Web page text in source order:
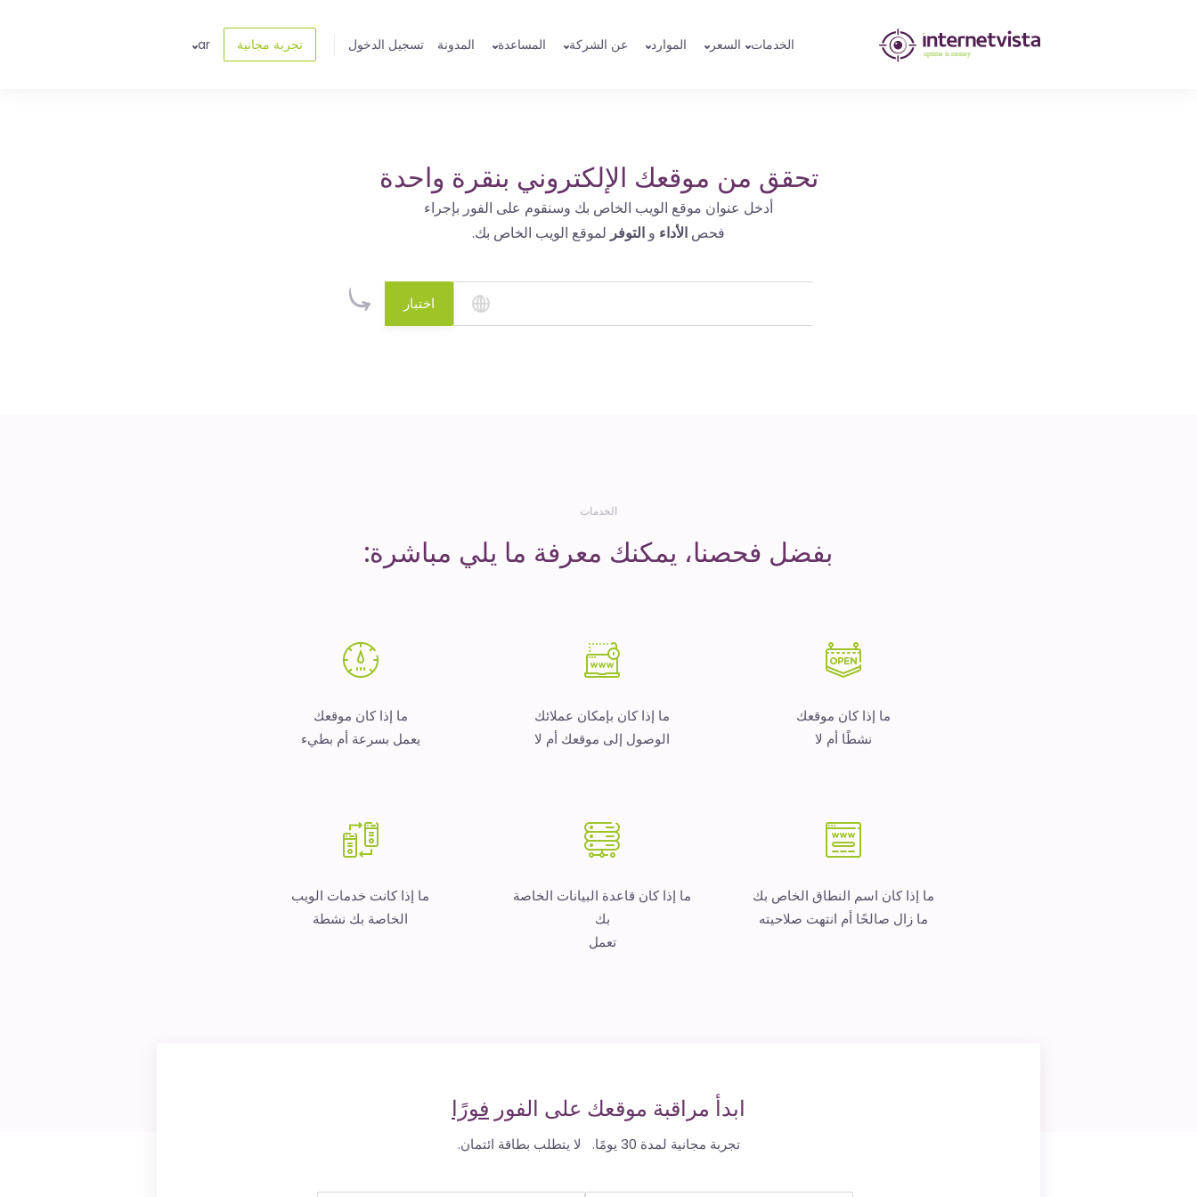
مراقبة
الخدمات السعر الموارد عن الشركة المساعدة المدونة تسجيل الدخول تجربة مجانية ar
تحقق من موقعك الإلكتروني بنقرة واحدة
أدخل عنوان موقع الويب الخاص بك وسنقوم على الفور بإجراء
فحص الأداء و التوفر لموقع الويب الخاص بك.
اختبار
الخدمات
بفضل فحصنا، يمكنك معرفة ما يلي مباشرة:
ما إذا كان موقعك
نشطًا أم لا
ما إذا كان بإمكان عملائك
الوصول إلى موقعك أم لا
ما إذا كان موقعك
يعمل بسرعة أم بطيء
ما إذا كان اسم النطاق الخاص بك
ما زال صالحًا أم انتهت صلاحيته
ما إذا كان قاعدة البيانات الخاصة
بك
تعمل
ما إذا كانت خدمات الويب
الخاصة بك نشطة
ابدأ مراقبة موقعك على الفور فورًا
تجربة مجانية لمدة 30 يومًا. لا يتطلب بطاقة ائتمان.